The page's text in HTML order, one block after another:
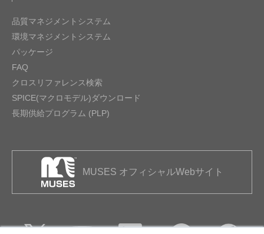
品質マネジメントシステム
環境マネジメントシステム
パッケージ
FAQ
クロスリファレンス検索
SPICE(マクロモデル)ダウンロード
長期供給プログラム (PLP)
MUSES オフィシャルWebサイト